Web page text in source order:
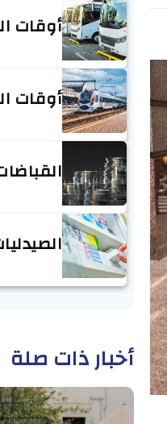
أوقات
أوقات
أخبار ذات صلة